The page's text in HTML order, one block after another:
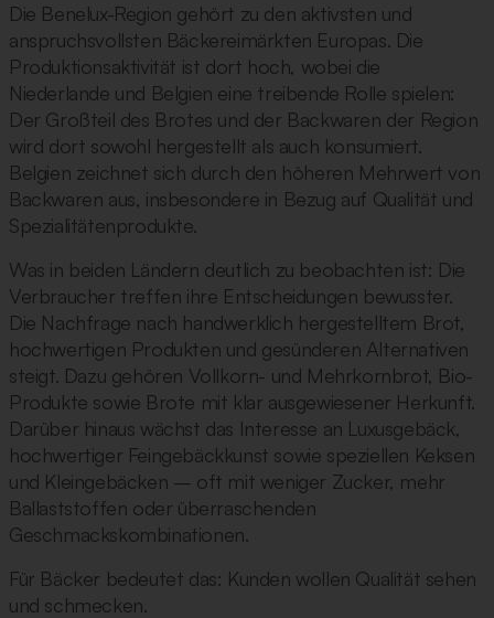
Die Benelux-Region gehört zu den aktivsten und
anspruchsvollsten Bäckereimärkten Europas. Die
Produktionsaktivität ist dort hoch, wobei die
Niederlande und Belgien eine treibende Rolle spielen:
Der Großteil des Brotes und der Backwaren der Region
wird dort sowohl hergestellt als auch konsumiert.
Belgien zeichnet sich durch den höheren Mehrwert von
Backwaren aus, insbesondere in Bezug auf Qualität und
Spezialitätenprodukte.
Was in beiden Ländern deutlich zu beobachten ist: Die
Verbraucher treffen ihre Entscheidungen bewusster.
Die Nachfrage nach handwerklich hergestelltem Brot,
hochwertigen Produkten und gesünderen Alternativen
steigt. Dazu gehören Vollkorn- und Mehrkornbrot, Bio-
Produkte sowie Brote mit klar ausgewiesener Herkunft.
Darüber hinaus wächst das Interesse an Luxusgebäck,
hochwertiger Feingebäckkunst sowie speziellen Keksen
und Kleingebäcken – oft mit weniger Zucker, mehr
Ballaststoffen oder überraschenden
Geschmackskombinationen.
Für Bäcker bedeutet das: Kunden wollen Qualität sehen
und schmecken.